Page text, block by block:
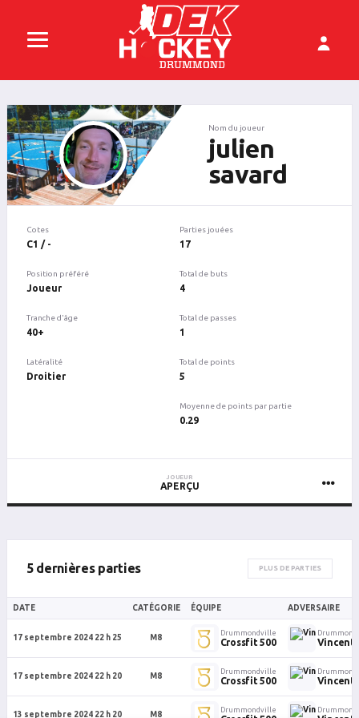
Nom du joueur
julien
savard
Cotes
C1 / -
Position préféré
Joueur
Tranche d'âge
40+
Latéralité
Droitier
Parties jouées
17
Total de buts
4
Total de passes
1
Total de points
5
Moyenne de points par partie
0.29
JOUEUR
APERÇU
5 dernières parties PLUS DE PARTIES
DATE CATÉGORIE ÉQUIPE ADVERSAIRE
17 septembre 2024 22 h 25 M8
Drummondville
Crossfit 500 Vincent
17 septembre 2024 22 h 20 M8
Drummondville
Crossfit 500 Vincent
13 septembre 2024 22 h 20 M8
Drummondville